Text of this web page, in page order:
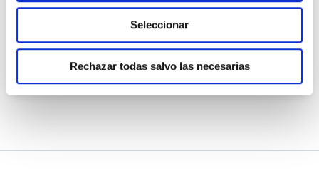
Seleccionar
Rechazar todas salvo las necesarias
29,80 €
Añadir al carrito